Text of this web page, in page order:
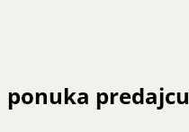
ponuka predajcu